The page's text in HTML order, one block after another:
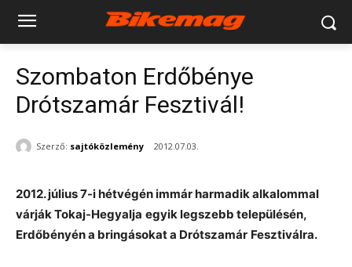
Szombaton Erdőbénye
Drótszamár Fesztivál!
Szerző: sajtóközlemény 2012.07.03.
2012. július 7-i hétvégén immár harmadik alkalommal
várják Tokaj-Hegyalja egyik legszebb településén,
Erdőbényén a bringásokat a Drótszamár Fesztiválra.